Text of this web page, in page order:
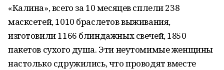
«Калина», всего за 10 месяцев сплели 238
масксетей, 1010 браслетов выживания,
изготовили 1166 блиндажных свечей, 1850
пакетов сухого душа. Эти неутомимые женщины
настолько сдружились, что проводят вместе